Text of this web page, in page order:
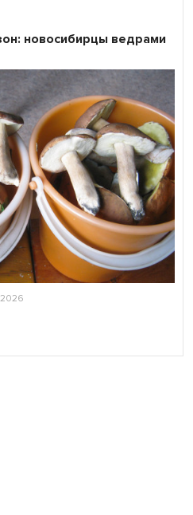
новосибирцы ведрами